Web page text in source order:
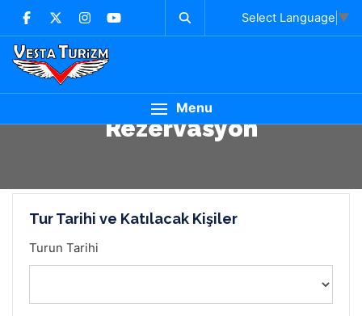
Select Language ▼
Menu
Rezervasyon
Tur Tarihi ve Katılacak Kişiler
Turun Tarihi